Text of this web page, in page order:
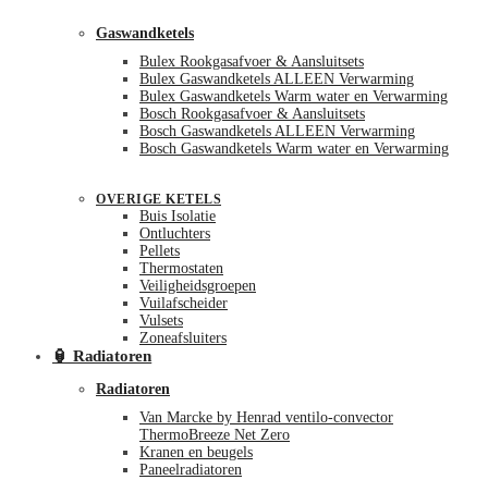
Gaswandketels
Bulex Rookgasafvoer & Aansluitsets
Bulex Gaswandketels ALLEEN Verwarming
Bulex Gaswandketels Warm water en Verwarming
Bosch Rookgasafvoer & Aansluitsets
Bosch Gaswandketels ALLEEN Verwarming
Bosch Gaswandketels Warm water en Verwarming
OVERIGE KETELS
Buis Isolatie
Ontluchters
Pellets
Thermostaten
Veiligheidsgroepen
Vuilafscheider
Vulsets
Zoneafsluiters
🏮 Radiatoren
Radiatoren
Van Marcke by Henrad ventilo-convector
ThermoBreeze Net Zero
Kranen en beugels
Paneelradiatoren